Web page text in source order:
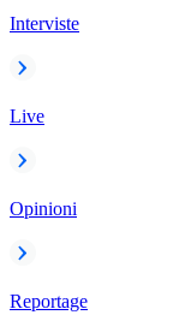
Interviste
Live
Opinioni
Reportage